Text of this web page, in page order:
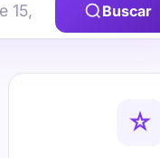
Buscar